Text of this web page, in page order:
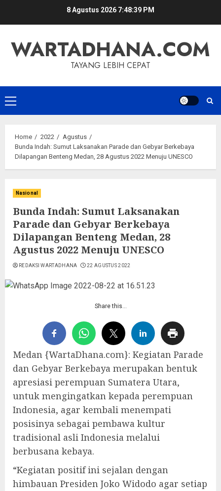
8 Agustus 2026 7:48:40 PM
WARTADHANA.COM
TAYANG LEBIH CEPAT
Primary
Menu
Home 2022
Agustus
Bunda Indah: Sumut Laksanakan Parade dan Gebyar Berkebaya
Dilapangan Benteng Medan, 28 Agustus 2022 Menuju UNESCO
Nasional
Bunda Indah: Sumut Laksanakan
Parade dan Gebyar Berkebaya
Dilapangan Benteng Medan, 28
Agustus 2022 Menuju UNESCO
REDAKSI WARTADHANA 22 AGUSTUS 2022
Share this…
Medan {WartaDhana.com}: Kegiatan Parade
dan Gebyar Berkebaya merupakan bentuk
apresiasi perempuan Sumatera Utara,
untuk mengingatkan kepada perempuan
Indonesia, agar kembali menempati
posisinya sebagai pembawa kultur
tradisional asli Indonesia melalui
berbusana kebaya.
“Kegiatan positif ini sejalan dengan
himbauan Presiden Joko Widodo agar setiap